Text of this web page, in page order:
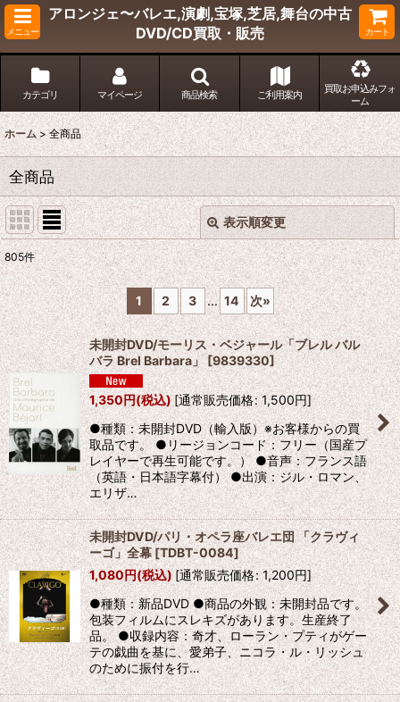
メニュー
アロンジェ〜バレエ,演劇,宝塚,芝居,舞台の中古
DVD/CD買取・販売
カート
カテゴリ マイページ 商品検索 ご利用案内
買取お申込みフォ
ーム
ホーム > 全商品
全商品
表示順変更
表示数:
並び順:
絞り込む
閉じる
805件
1 2 3 ... 14 次»
未開封DVD/モーリス・ベジャール「ブレル バル
バラ Brel Barbara」[9839330]
1,350円(税込) [通常販売価格: 1,500円]
●種類：未開封DVD（輸入版）※お客様からの買
取品です。 ●リージョンコード：フリー（国産プ
レイヤーで再生可能です。） ●音声：フランス語
（英語・日本語字幕付） ●出演：ジル・ロマン、
エリザ…
未開封DVD/パリ・オペラ座バレエ団 「クラヴィ
ーゴ」全幕[TDBT-0084]
1,080円(税込) [通常販売価格: 1,200円]
●種類：新品DVD ●商品の外観：未開封品です。
包装フィルムにスレキズがあります。生産終了
品。 ●収録内容：奇才、ローラン・プティがゲー
テの戯曲を基に、愛弟子、ニコラ・ル・リッシュ
のために振付を行…